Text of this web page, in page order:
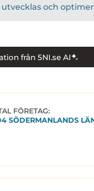
och
från 5NI.se AI
FÖRETAG:
SÖDERMANLANDS